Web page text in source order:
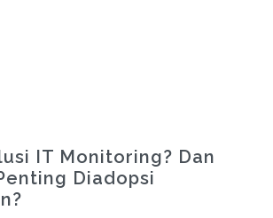
IT Monitoring? Dan
Diadopsi